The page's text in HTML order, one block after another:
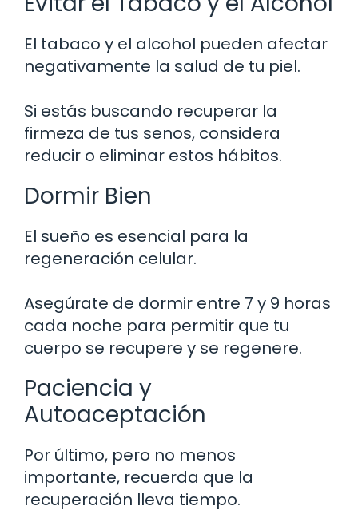
El tabaco y el alcohol pueden afectar
negativamente la salud de tu piel.
Si estás buscando recuperar la
firmeza de tus senos, considera
reducir o eliminar estos hábitos.
Dormir Bien
El sueño es esencial para la
regeneración celular.
Asegúrate de dormir entre 7 y 9 horas
cada noche para permitir que tu
cuerpo se recupere y se regenere.
Paciencia y
Autoaceptación
Por último, pero no menos
importante, recuerda que la
recuperación lleva tiempo.